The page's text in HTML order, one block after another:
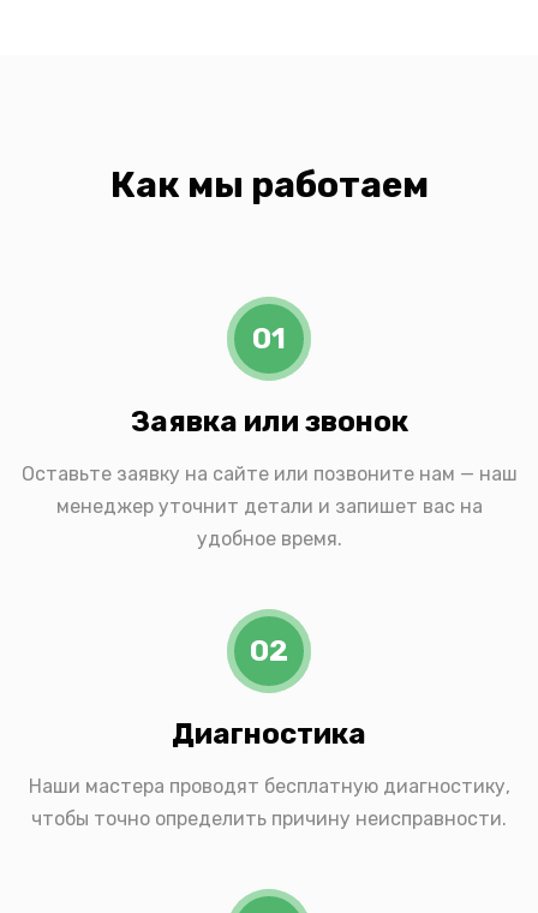
Как мы работаем
01
Заявка или звонок
Оставьте заявку на сайте или позвоните нам — наш
менеджер уточнит детали и запишет вас на
удобное время.
02
Диагностика
Наши мастера проводят бесплатную диагностику,
чтобы точно определить причину неисправности.